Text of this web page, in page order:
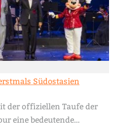
Südostasien
der offiziellen Taufe der
eine bedeutende…